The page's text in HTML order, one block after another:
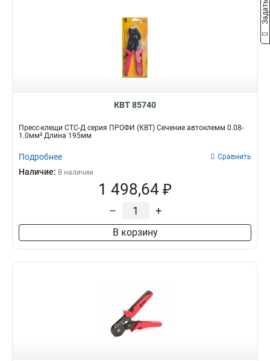
КВТ 85740
Пресс-клещи СТС-Д серия ПРОФИ (КВТ) Сечение автоклемм 0.08-
1.0мм² Длина 195мм
Подробнее Сравнить
Наличие: В наличии
1 498,64 ₽
– +
В корзину